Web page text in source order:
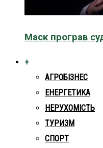
Маск програв
+
АГРОБІЗНЕС
ЕНЕРГЕТИКА
НЕРУХОМІСТЬ
ТУРИЗМ
СПОРТ